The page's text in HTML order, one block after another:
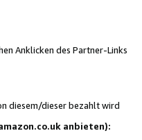
Anklicken des Partner-Links
diesem/dieser bezahlt wird
anbieten):